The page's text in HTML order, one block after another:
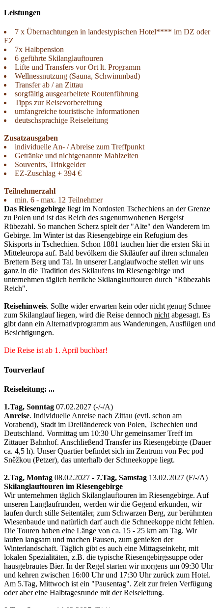
Leistungen
7 x Übernachtungen in landestypischen Hotel**** im DZ oder
EZ
7x Halbpension
6 geführte Skilanglauftouren
Lifte und Transfers vor Ort lt. Programm
Wellnessnutzung (Sauna, Schwimmbad)
Transfer ab /­ an Zittau
sorgfältig ausgearbeitete Routenführung
Tipps zur Reisevorbereitung
umfangreiche touristische Informationen
deutschsprachige Reiseleitung
Zusatzausgaben
individuelle An- /­ Abreise zum Treffpunkt
Getränke und nichtgenannte Mahlzeiten
Souvenirs, Trinkgelder
EZ-Zuschlag + 394 €
Teilnehmerzahl
min. 6 - max. 12 Teilnehmer
Das Riesengebirge liegt im Nordosten Tschechiens an der Grenze
zu Polen und ist das Reich des sagenumwobenen Bergeist
Rübezahl. So manchen Scherz spielt der "Alte" den Wanderern im
Gebirge. Im Winter ist das Riesengebirge ein Refugium des
Skisports in Tschechien. Schon 1881 tauchen hier die ersten Ski in
Mitteleuropa auf. Bald bevölkern die Skiläufer auf ihren schmalen
Brettern Berg und Tal. In unserer Langlaufwoche stellen wir uns
ganz in die Tradition des Skilaufens im Riesengebirge und
unternehmen täglich herrliche Skilanglauftouren durch "Rübezahls
Reich".
Reisehinweis. Sollte wider erwarten kein oder nicht genug Schnee
zum Skilanglauf liegen, wird die Reise dennoch nichtabgesagt. Es
gibt dann ein Alternativprogramm aus Wanderungen, Ausflügen und
Besichtigungen.
Die Reise ist ab 1. April buchbar!‎‎
Tourverlauf
Reiseleitung: ...
1.Tag, Sonntag 07.02.2027 (-/­-/­A)
Anreise. Individuelle Anreise nach Zittau (evtl. schon am
Vorabend), Stadt im Dreiländereck von Polen, Tschechien und
Deutschland. Vormittag um 10:30 Uhr gemeinsamer Treff im
Zittauer Bahnhof. Anschließend Transfer ins Riesengebirge (Dauer
ca. 4,5 h). Unser Quartier befindet sich im Zentrum von Pec pod
Sněžkou (Petzer), das unterhalb der Schneekoppe liegt.
2.Tag, Montag 08.02.2027 - 7.Tag, Samstag 13.02.2027 (F/­-/­A)
Skilanglauftouren im Riesengebirge
Wir unternehmen täglich Skilanglauftouren im Riesengebirge. Auf
unseren Langlaufrunden, werden wir die Gegend erkunden, wir
laufen durch stille Seitentäler, zum Schwarzen Berg, zur berühmten
Wiesenbaude und natürlich darf auch die Schneekoppe nicht fehlen.
Die Touren haben eine Länge von ca. 15 - 25 km am Tag. Wir
laufen langsam und machen Pausen, zum genießen der
Winterlandschaft. Täglich gibt es auch eine Mittagseinkehr, mit
lokalen Spezialitäten, z.B. die typische Riesengebirgssuppe oder
hausgebrautes Bier. In der Regel starten wir morgens um 09:30 Uhr
und kehren zwischen 16:00 Uhr und 17:30 Uhr zurück zum Hotel.
Am 5.Tag, Mittwoch ist ein "Pausentag". Zeit zur freien Verfügung
oder aber eine Halbtagesrunde mit der Reiseleitung.